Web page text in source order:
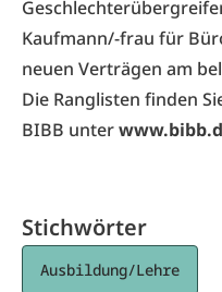
Kaufmann/-frau für
neuen Verträgen am
Die Ranglisten finden
BIBB unter
Stichwörter
Ausbildung/Lehre